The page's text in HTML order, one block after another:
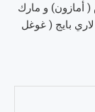
أمازون) و مارك
بايج ( غوغل